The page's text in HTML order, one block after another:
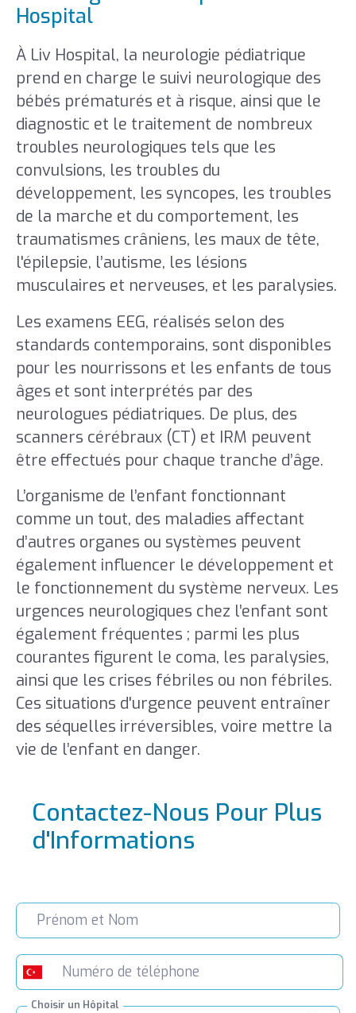
Hospital
À Liv Hospital, la neurologie pédiatrique
prend en charge le suivi neurologique des
bébés prématurés et à risque, ainsi que le
diagnostic et le traitement de nombreux
troubles neurologiques tels que les
convulsions, les troubles du
développement, les syncopes, les troubles
de la marche et du comportement, les
traumatismes crâniens, les maux de tête,
l'épilepsie, l’autisme, les lésions
musculaires et nerveuses, et les paralysies.
Les examens EEG, réalisés selon des
standards contemporains, sont disponibles
pour les nourrissons et les enfants de tous
âges et sont interprétés par des
neurologues pédiatriques. De plus, des
scanners cérébraux (CT) et IRM peuvent
être effectués pour chaque tranche d’âge.
L’organisme de l’enfant fonctionnant
comme un tout, des maladies affectant
d’autres organes ou systèmes peuvent
également influencer le développement et
le fonctionnement du système nerveux. Les
urgences neurologiques chez l’enfant sont
également fréquentes ; parmi les plus
courantes figurent le coma, les paralysies,
ainsi que les crises fébriles ou non fébriles.
Ces situations d'urgence peuvent entraîner
des séquelles irréversibles, voire mettre la
vie de l’enfant en danger.
Contactez-Nous Pour Plus
d'Informations
Choisir un Hôpital